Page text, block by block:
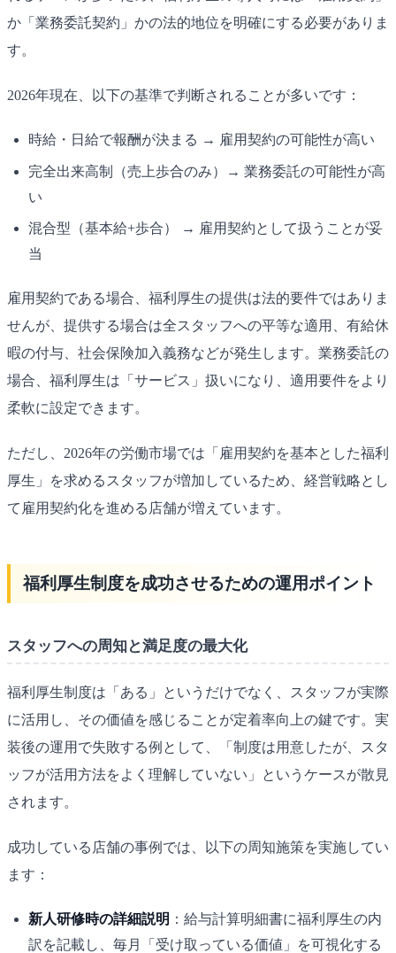
か「業務委託契約」かの法的地位を明確にする必要がありま
す。
2026年現在、以下の基準で判断されることが多いです：
時給・日給で報酬が決まる → 雇用契約の可能性が高い
完全出来高制（売上歩合のみ）→ 業務委託の可能性が高
い
混合型（基本給+歩合） → 雇用契約として扱うことが妥
当
雇用契約である場合、福利厚生の提供は法的要件ではありま
せんが、提供する場合は全スタッフへの平等な適用、有給休
暇の付与、社会保険加入義務などが発生します。業務委託の
場合、福利厚生は「サービス」扱いになり、適用要件をより
柔軟に設定できます。
ただし、2026年の労働市場では「雇用契約を基本とした福利
厚生」を求めるスタッフが増加しているため、経営戦略とし
て雇用契約化を進める店舗が増えています。
福利厚生制度を成功させるための運用ポイント
スタッフへの周知と満足度の最大化
福利厚生制度は「ある」というだけでなく、スタッフが実際
に活用し、その価値を感じることが定着率向上の鍵です。実
装後の運用で失敗する例として、「制度は用意したが、スタ
ッフが活用方法をよく理解していない」というケースが散見
されます。
成功している店舗の事例では、以下の周知施策を実施してい
ます：
新人研修時の詳細説明 ：給与計算明細書に福利厚生の内
訳を記載し、毎月「受け取っている価値」を可視化する